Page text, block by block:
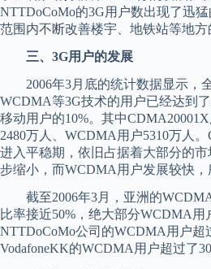
NTTDoCoMo的3G用户数出现了迅
范围内不断改善楼宇、地铁站等地方
三、3G用户的发展
2006年3月底的统计数据显示，
WCDMA等3G技术的用户已经达到
移动用户的10%。其中
2480万人、WCDMA用户5310万人
进入平稳期，依旧占据着大部分的
步缩小，而WCDMA用户发展较快，
截至2006年3月，亚洲的
比率接近50%，绝大部分WCDMA用
NTTDoCoMo公司的WCDMA用户超
VodafoneKK的WCDMA用户超过了